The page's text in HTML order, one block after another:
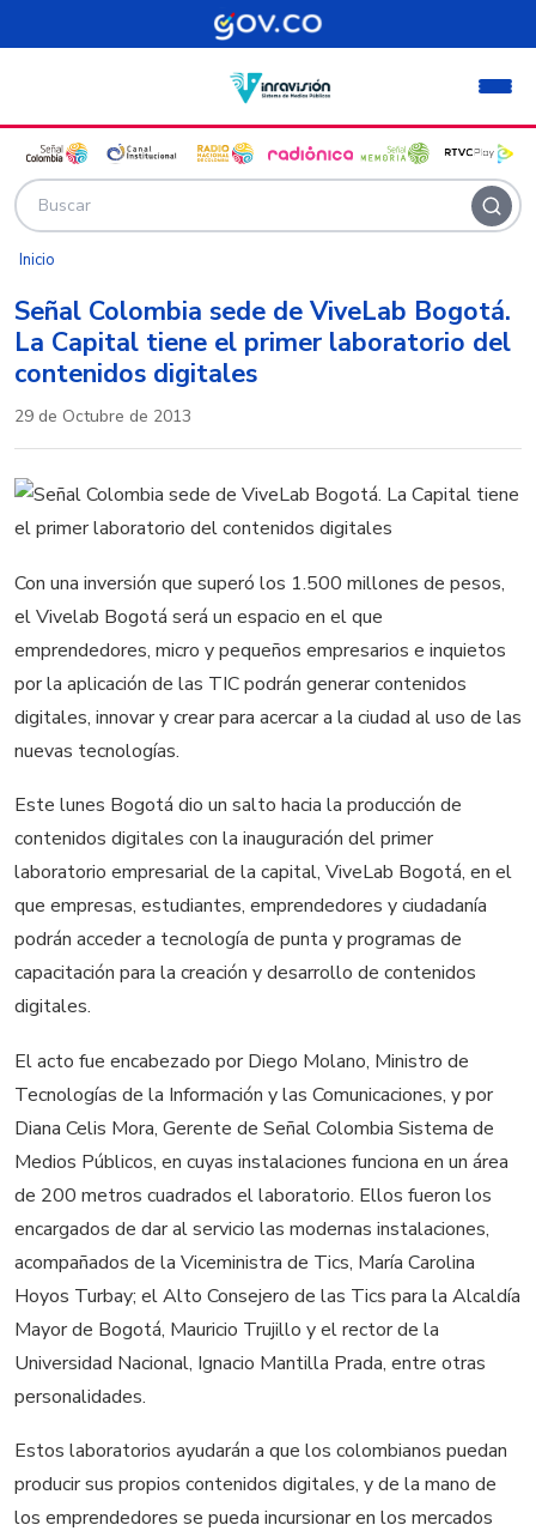
Pasar al contenido principal
Inicio
Señal Colombia sede de ViveLab Bogotá.
La Capital tiene el primer laboratorio del
contenidos digitales
29 de Octubre de 2013
Con una inversión que superó los 1.500 millones de pesos,
el Vivelab Bogotá será un espacio en el que
emprendedores, micro y pequeños empresarios e inquietos
por la aplicación de las TIC podrán generar contenidos
digitales, innovar y crear para acercar a la ciudad al uso de las
nuevas tecnologías.
Este lunes Bogotá dio un salto hacia la producción de
contenidos digitales con la inauguración del primer
laboratorio empresarial de la capital, ViveLab Bogotá, en el
que empresas, estudiantes, emprendedores y ciudadanía
podrán acceder a tecnología de punta y programas de
capacitación para la creación y desarrollo de contenidos
digitales.
El acto fue encabezado por Diego Molano, Ministro de
Tecnologías de la Información y las Comunicaciones, y por
Diana Celis Mora, Gerente de Señal Colombia Sistema de
Medios Públicos, en cuyas instalaciones funciona en un área
de 200 metros cuadrados el laboratorio. Ellos fueron los
encargados de dar al servicio las modernas instalaciones,
acompañados de la Viceministra de Tics, María Carolina
Hoyos Turbay; el Alto Consejero de las Tics para la Alcaldía
Mayor de Bogotá, Mauricio Trujillo y el rector de la
Universidad Nacional, Ignacio Mantilla Prada, entre otras
personalidades.
Estos laboratorios ayudarán a que los colombianos puedan
producir sus propios contenidos digitales, y de la mano de
los emprendedores se pueda incursionar en los mercados